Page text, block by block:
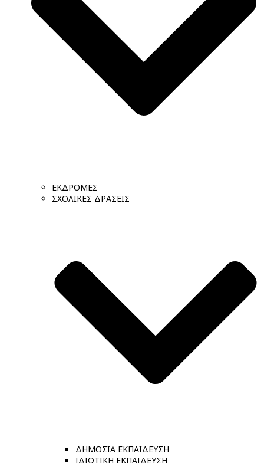
ΕΚΔΡΟΜΕΣ
ΣΧΟΛΙΚΕΣ ΔΡΑΣΕΙΣ
ΔΗΜΟΣΙΑ ΕΚΠΑΙΔΕΥΣΗ
ΙΔΙΩΤΙΚΗ ΕΚΠΑΙΔΕΥΣΗ